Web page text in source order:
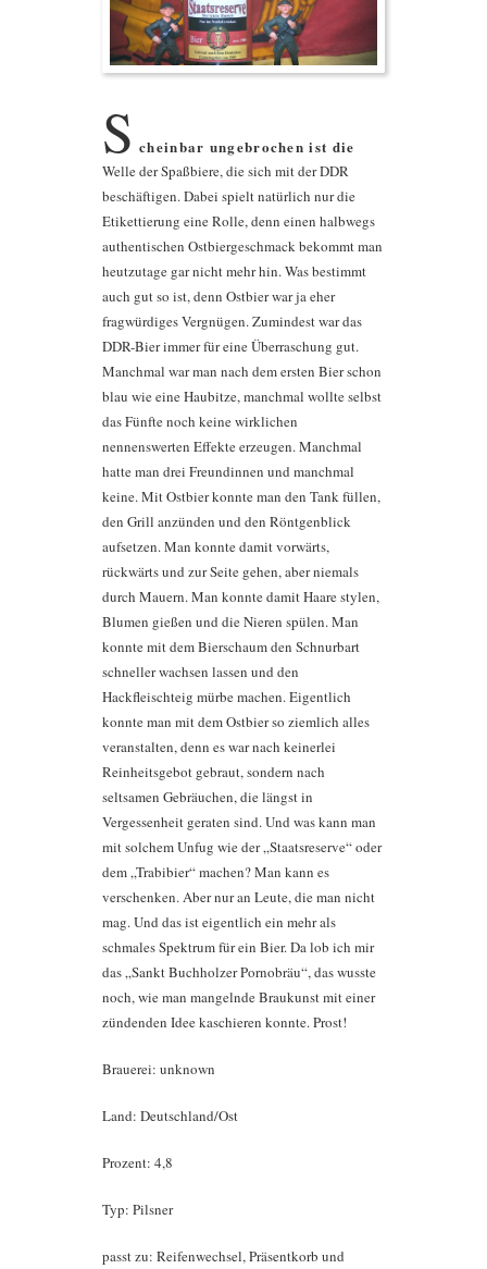
S cheinbar ungebrochen ist die
Welle der Spaßbiere, die sich mit der DDR
beschäftigen. Dabei spielt natürlich nur die
Etikettierung eine Rolle, denn einen halbwegs
authentischen Ostbiergeschmack bekommt man
heutzutage gar nicht mehr hin. Was bestimmt
auch gut so ist, denn Ostbier war ja eher
fragwürdiges Vergnügen. Zumindest war das
DDR-Bier immer für eine Überraschung gut.
Manchmal war man nach dem ersten Bier schon
blau wie eine Haubitze, manchmal wollte selbst
das Fünfte noch keine wirklichen
nennenswerten Effekte erzeugen. Manchmal
hatte man drei Freundinnen und manchmal
keine. Mit Ostbier konnte man den Tank füllen,
den Grill anzünden und den Röntgenblick
aufsetzen. Man konnte damit vorwärts,
rückwärts und zur Seite gehen, aber niemals
durch Mauern. Man konnte damit Haare stylen,
Blumen gießen und die Nieren spülen. Man
konnte mit dem Bierschaum den Schnurbart
schneller wachsen lassen und den
Hackfleischteig mürbe machen. Eigentlich
konnte man mit dem Ostbier so ziemlich alles
veranstalten, denn es war nach keinerlei
Reinheitsgebot gebraut, sondern nach
seltsamen Gebräuchen, die längst in
Vergessenheit geraten sind. Und was kann man
mit solchem Unfug wie der „Staatsreserve“ oder
dem „Trabibier“ machen? Man kann es
verschenken. Aber nur an Leute, die man nicht
mag. Und das ist eigentlich ein mehr als
schmales Spektrum für ein Bier. Da lob ich mir
das „Sankt Buchholzer Pornobräu“, das wusste
noch, wie man mangelnde Braukunst mit einer
zündenden Idee kaschieren konnte. Prost!
Brauerei: unknown
Land: Deutschland/Ost
Prozent: 4,8
Typ: Pilsner
passt zu: Reifenwechsel, Präsentkorb und